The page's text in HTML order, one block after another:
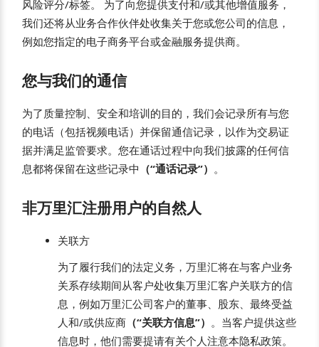
风险评分/标签。 为了向您提供支付和/或其他增值服务，
我们还将从业务合作伙伴处收集关于您或您公司的信息，
例如您指定的电子商务平台或金融服务提供商。
您与我们的通信
为了质量控制、安全和培训的目的，我们会记录所有与您
的电话（包括视频电话）并保留通信记录，以作为交易证
据并满足监管要求。您在通话过程中向我们披露的任何信
息都将保留在这些记录中 （“通话记录”） 。
非万里汇注册用户的自然人
关联方
为了履行我们的法定义务，万里汇将在与客户业务
关系存续期间从客户处收集万里汇客户关联方的信
息，例如万里汇公司客户的董事、股东、最终受益
人和/或供应商 （“关联方信息”） 。当客户提供这些
信息时，他们需要提请有关个人注意本隐私政策。